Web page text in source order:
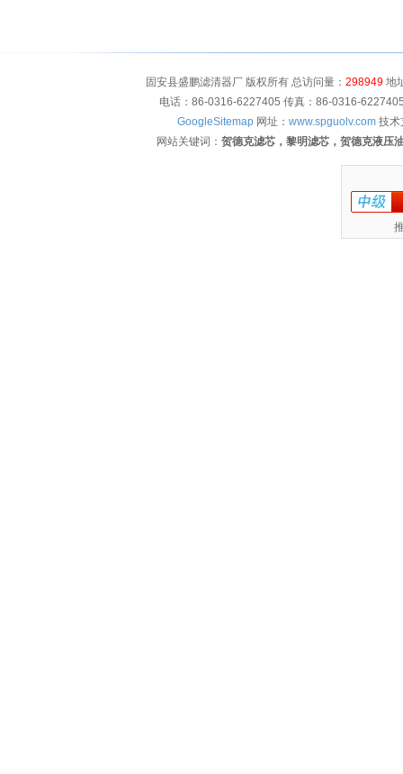
固安县盛鹏滤清器厂 版权所有 总访问量： 298949地
电话：86-0316-6227405 传真：86-0316-
GoogleSitemap 网址： www.spguolv.com 技术
网站关键词： 贺德克滤芯，黎明滤芯，贺德克液压